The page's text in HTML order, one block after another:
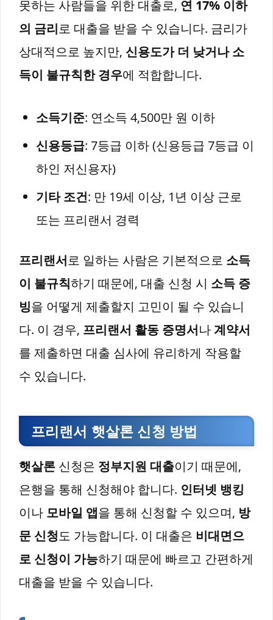
못하는 사람들을 위한 대출로, 연 17% 이하
의 금리로 대출을 받을 수 있습니다. 금리가
상대적으로 높지만, 신용도가 더 낮거나 소
득이 불규칙한 경우에 적합합니다.
소득기준: 연소득 4,500만 원 이하
신용등급: 7등급 이하 (신용등급 7등급 이
하인 저신용자)
기타 조건: 만 19세 이상, 1년 이상 근로
또는 프리랜서 경력
프리랜서로 일하는 사람은 기본적으로 소득
이 불규칙하기 때문에, 대출 신청 시 소득 증
빙을 어떻게 제출할지 고민이 될 수 있습니
다. 이 경우, 프리랜서 활동 증명서나계약서
를 제출하면 대출 심사에 유리하게 작용할
수 있습니다.
프리랜서 햇살론 신청 방법
햇살론 신청은 정부지원 대출이기 때문에,
은행을 통해 신청해야 합니다. 인터넷 뱅킹
이나 모바일 앱을 통해 신청할 수 있으며, 방
문 신청도 가능합니다. 이 대출은 비대면으
로 신청이 가능하기 때문에 빠르고 간편하게
대출을 받을 수 있습니다.